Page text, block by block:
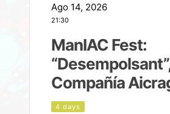
Ago 14, 2026
21:30
ManIAC Fest:
Compañía
4 days